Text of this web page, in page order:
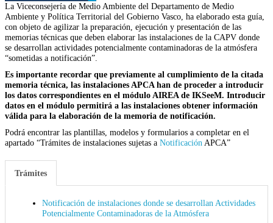
La Viceconsejería de Medio Ambiente del Departamento de Medio
Ambiente y Política Territorial del Gobierno Vasco, ha elaborado esta guía,
con objeto de agilizar la preparación, ejecución y presentación de las
memorias técnicas que deben elaborar las instalaciones de la CAPV donde
se desarrollan actividades potencialmente contaminadoras de la atmósfera
“sometidas a notificación”.
Es importante recordar que previamente al cumplimiento de la citada
memoria técnica, las instalaciones APCA han de proceder a introducir
los datos correspondientes en el módulo AIREA de IKSeeM. Introducir
datos en el módulo permitirá a las instalaciones obtener información
válida para la elaboración de la memoria de notificación.
Podrá encontrar las plantillas, modelos y formularios a completar en el
apartado “Trámites de instalaciones sujetas a Notificación APCA”
Trámites
Notificación de instalaciones donde se desarrollan Actividades
Potencialmente Contaminadoras de la Atmósfera